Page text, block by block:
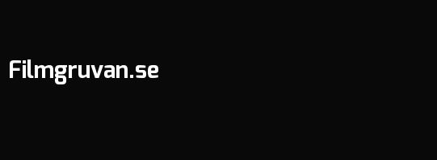
Filmgruvan.se